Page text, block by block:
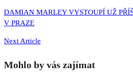
DAMIAN MARLEY VYSTOUPÍ UŽ
V PRAZE
Next Article
Mohlo by vás zajímat